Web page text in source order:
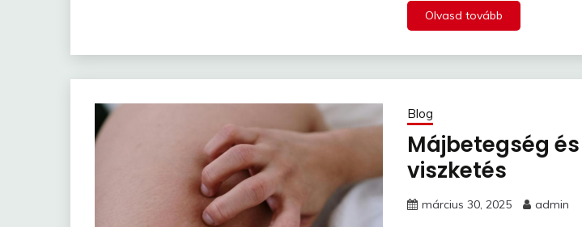
Olvasd tovább
Blog
Májbetegség
viszketés
március 30, 2025 admin